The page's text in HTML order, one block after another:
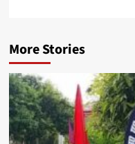
More Stories